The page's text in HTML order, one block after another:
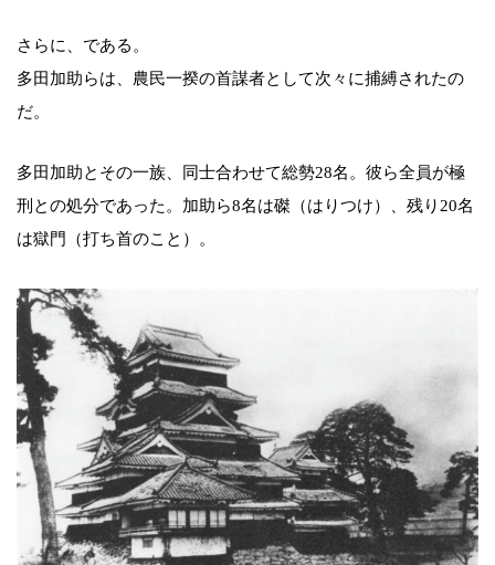
さらに、である。
多田加助らは、農民一揆の首謀者として次々に捕縛されたの
だ。
多田加助とその一族、同士合わせて総勢28名。彼ら全員が極
刑との処分であった。加助ら8名は磔（はりつけ）、残り20名
は獄門（打ち首のこと）。